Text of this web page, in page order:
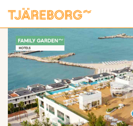
Kuvat ja videot